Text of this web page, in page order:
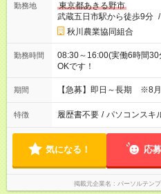
勤務地
東京都あきる野市
武蔵五日市駅から徒歩9分 /
秋川農業協同組合
勤務時間
08:30～16:00(実働6時間
OKです！
期間 【急募】即日～長期 ※8月
特徴 履歴書不要 / パソコンスキ
気になる！ 応
掲載元企業名 パーソルテン